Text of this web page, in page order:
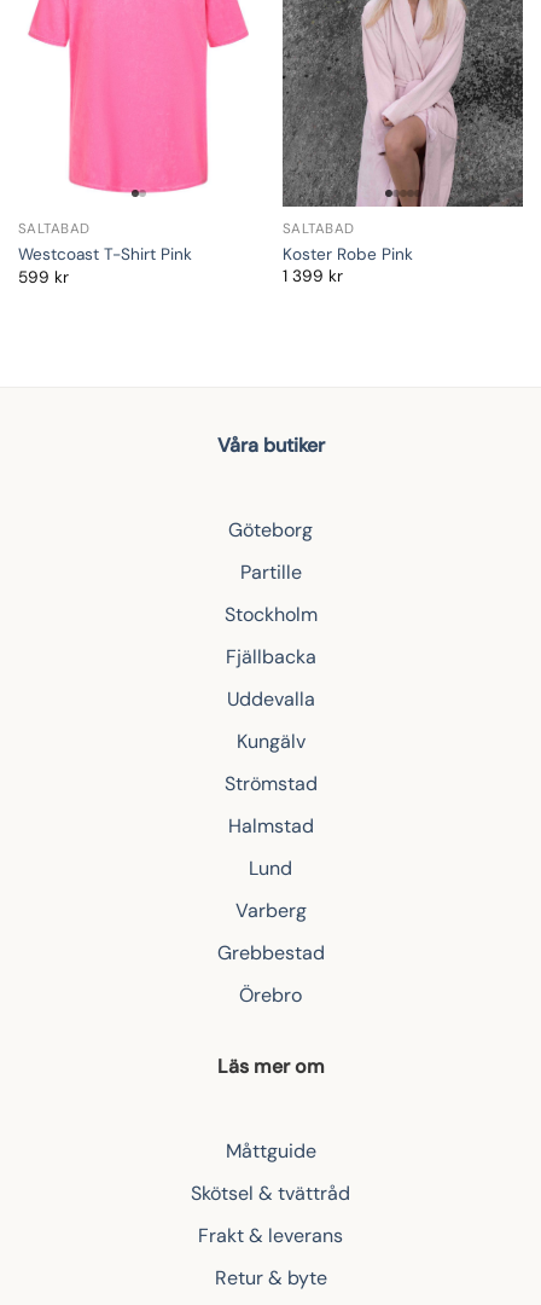
SALTABAD
Westcoast T-Shirt Pink
599 kr
SALTABAD
Koster Robe Pink
1 399 kr
Våra butiker
Göteborg
Partille
Stockholm
Fjällbacka
Uddevalla
Kungälv
Strömstad
Halmstad
Lund
Varberg
Grebbestad
Örebro
Läs mer om
Måttguide
Skötsel & tvättråd
Frakt & leverans
Retur & byte